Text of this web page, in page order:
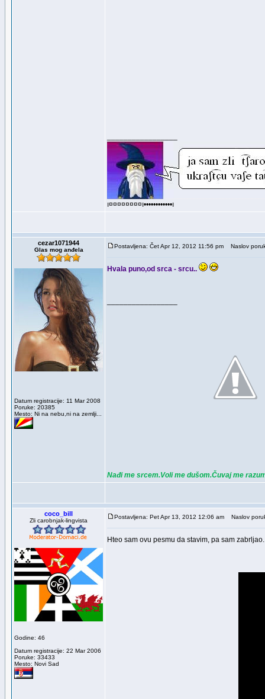
ı¤¤¤¤¤¤¤¤ı••••••••••••ı
cezar1071944
Glas mog anđela
Datum registracije: 11 Mar 2008
Poruke: 20385
Mesto: Ni na nebu,ni na zemlji...
Postavljena: Čet Apr 12, 2012 11:56 pm Naslov
Hvala puno,od srca - srcu..
Nađi me srcem.Voli me dušom.Čuvaj me
coco_bill
Zli carobnjak-lingvista
Godine: 46
Datum registracije: 22 Mar 2006
Poruke: 33433
Mesto: Novi Sad
Postavljena: Pet Apr 13, 2012 12:06 am Naslov
Hteo sam ovu pesmu da stavim, pa sam